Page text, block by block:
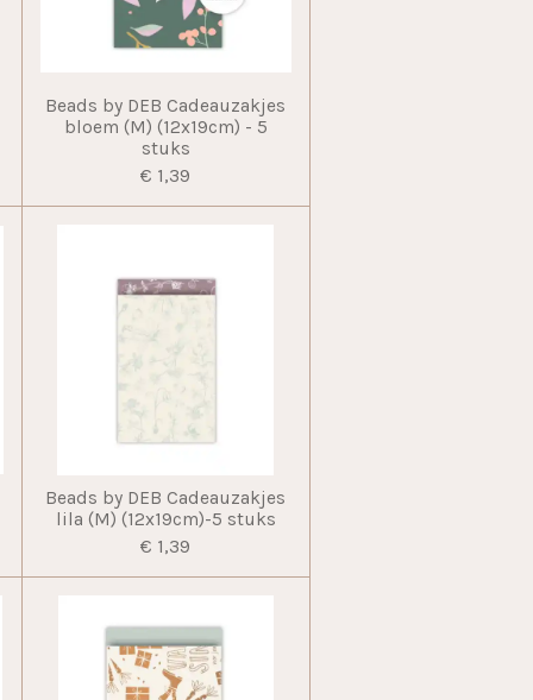
Beads by DEB Cadeauzakjes
bloem (M) (12x19cm) - 5
stuks
€ 1,39
Beads by DEB Cadeauzakjes
lila (M) (12x19cm)-5 stuks
€ 1,39